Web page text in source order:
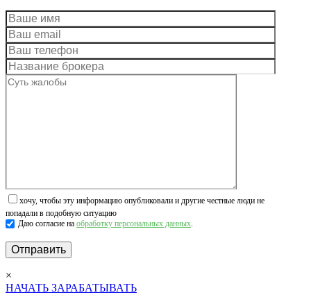
хочу, чтобы эту информацию опубликовали и другие честные люди не
попадали в подобную ситуацию
Даю согласие на обработку персональных данных.
×
НАЧАТЬ ЗАРАБАТЫВАТЬ